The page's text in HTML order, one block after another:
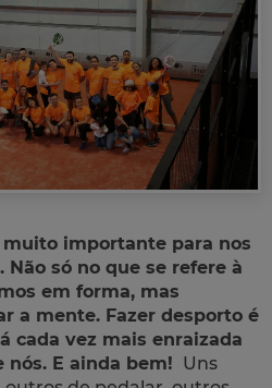
importante para nos
só no que se refere à
em forma, mas
a mente. Fazer desporto é
cada vez mais enraizada
nós. E ainda bem! Uns